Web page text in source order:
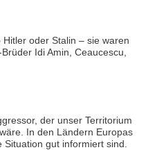
oder Stalin – sie waren
Idi Amin, Ceaucescu,
der unser Territorium
In den Ländern Europas
gut informiert sind.